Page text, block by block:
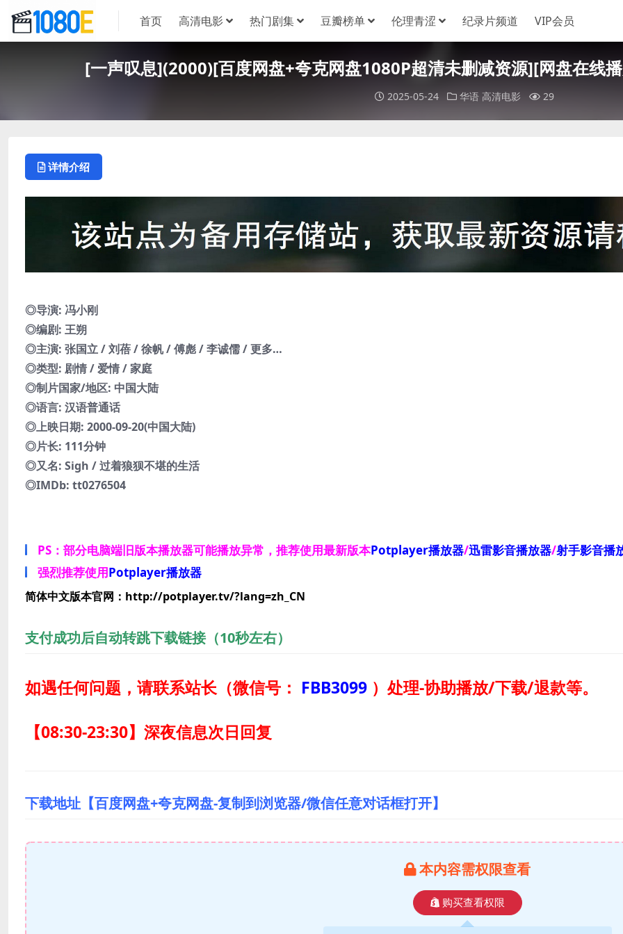
首页 高清电影 热门剧集 豆瓣榜单 伦理青涩 纪录片频道 VIP会员
[一声叹息](2000)[百度网盘+夸克网盘1080P超清未删减资源][网盘在线
2025-05-24 华语 高清电影 29
详情介绍
◎导演: 冯小刚
◎编剧: 王朔
◎主演: 张国立 / 刘蓓 / 徐帆 / 傅彪 / 李诚儒 / 更多…
◎类型: 剧情 / 爱情 / 家庭
◎制片国家/地区: 中国大陆
◎语言: 汉语普通话
◎上映日期: 2000-09-20(中国大陆)
◎片长: 111分钟
◎又名: Sigh / 过着狼狈不堪的生活
◎IMDb: tt0276504
PS：部分电脑端旧版本播放器可能播放异常，推荐使用最新版本Potplayer播放器/迅雷影音播放器/射手影音播
强烈推荐使用Potplayer播放器
简体中文版本官网：http://potplayer.tv/?lang=zh_CN
支付成功后自动转跳下载链接（10秒左右）
如遇任何问题，请联系站长（微信号： FBB3099 ） 处理-协助播放/下载/退款等。
【08:30-23:30】深夜信息次日回复
下载地址【百度网盘+夸克网盘-复制到浏览器/微信任意对话框打开】
本内容需权限查看
购买查看权限